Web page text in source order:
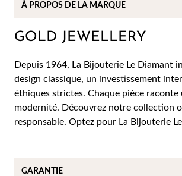
GOLD JEWELLERY
Depuis 1964, La Bijouterie Le Diamant
design classique, un investissement
éthiques strictes. Chaque pièce
modernité. Découvrez notre collection
responsable. Optez pour La Bijouterie
À PROPOS DE LA MARQUE
GARANTIE